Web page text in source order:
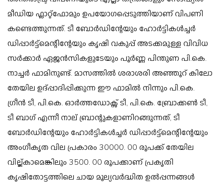
മീഡിയ ഫ്ലാറ്റ്ഫോമും ഉപയോഗപ്പെടുത്തിയാണ് വിപണി
കണ്ടെത്തുന്നത്. ടീ ബോർഡിന്റേയും ഹോർട്ടികൾച്ചർ
ഡിപ്പാർട്ട്മെന്റിന്റേയും കൃഷി വകുപ്പ് അടക്കമുള്ള വിവിധ
സർക്കാർ ഏജൻസികളുടേയും പൂർണ്ണ പിന്തുണ പി.കെ.
നാച്ചർ ഫാമിനുണ്ട്. മാസത്തിൽ ശരാശരി അഞ്ഞൂറ് കിലോ
തേയില ഉദ്പ്പാദിപ്പിക്കുന്ന ഈ ഫാമിൽ നിന്നും പി.കെ.
ഗ്രീൻ ടീ, പി.കെ. ഓർത്തഡോക്സ് ടീ, പി.കെ. ബ്രോക്കൺ ടീ,
ടീ ബാഗ് എന്നീ നാല് ബ്രാന്റുകളാണിറങ്ങുന്നത്, ടീ
ബോർഡിന്റേയും ഹോർട്ടികൾച്ചർ ഡിപ്പാർട്ട്മെന്റിന്റേയും
അംഗീകൃത വില പ്രകാരം 30000. 00 രൂപക്ക് തേയില
വില്ക്കാമെങ്കിലും 3500. 00 രൂപക്കാണ് പ്രകൃതി
കൃഷിതോട്ടത്തിലെ ചായ മൂല്യവർദ്ധിത ഉൽപ്പന്നങ്ങൾ